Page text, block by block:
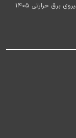
آخرین اخبار استخدام شرکت مادر تخصصی تولید نیروی برق حرارتی 1405